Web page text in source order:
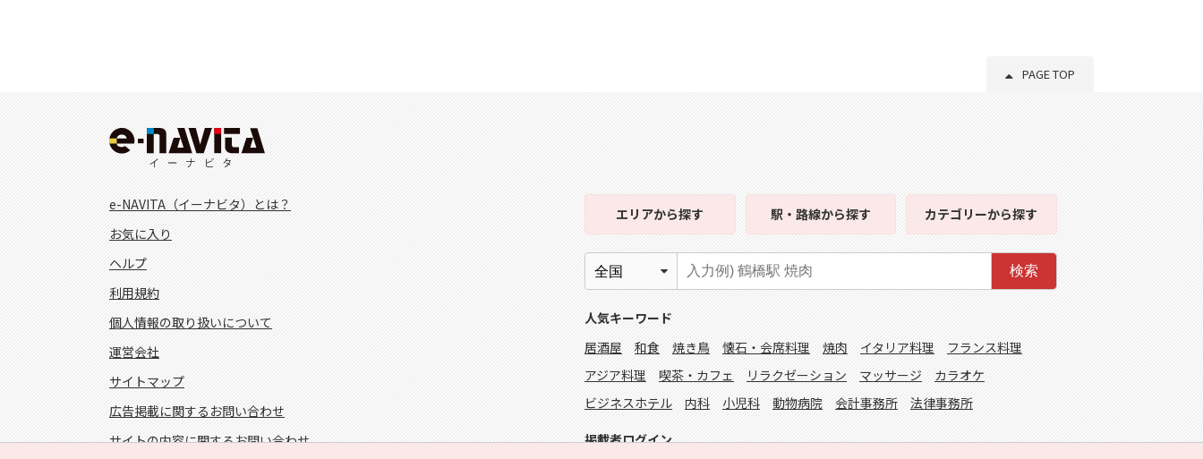
PAGE TOP
e-NAVITA（イーナビタ）とは？
お気に入り
ヘルプ
利用規約
個人情報の取り扱いについて
運営会社
サイトマップ
広告掲載に関するお問い合わせ
サイトの内容に関するお問い合わせ
エリアから探す 駅・路線から探す カテゴリーから探す
検索
人気キーワード
居酒屋
和食 焼き鳥 懐石・会席料理 焼肉 イタリア料理
フランス料理
アジア料理
喫茶・カフェ リラクゼーション マッサージ
カラオケ
ビジネスホテル
内科 小児科 動物病院 会計事務所 法律事務所
掲載者ログイン